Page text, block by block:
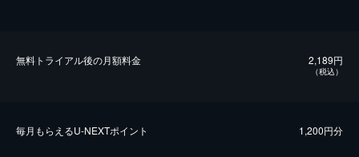
無料トライアル後の⽉額料金 2,189円
（税込）
毎⽉もらえるU-NEXTポイント 1,200円分